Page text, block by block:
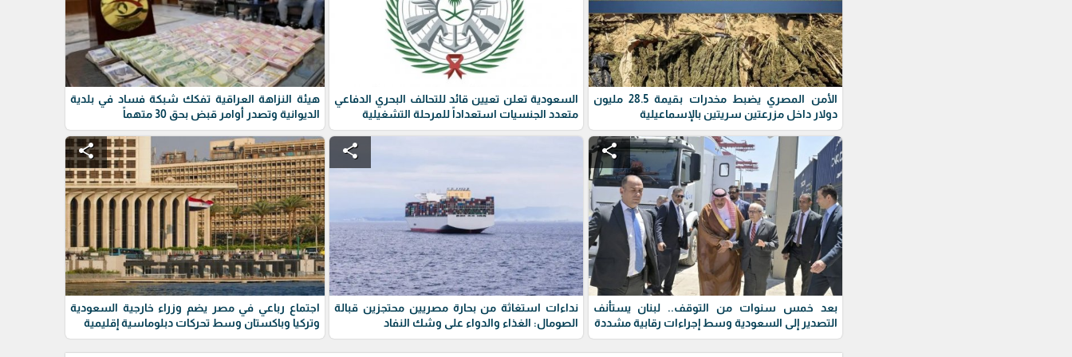
الأمن المصري يضبط مخدرات بقيمة 28.5 مليون
دولار داخل مزرعتين سريتين بالإسماعيلية
السعودية تعلن تعيين قائد للتحالف البحري الدفاعي
متعدد الجنسيات استعداداً للمرحلة التشغيلية
هيئة النزاهة العراقية تفكك شبكة فساد في بلدية
الديوانية وتصدر أوامر قبض بحق 30 متهماً
share
بعد خمس سنوات من التوقف.. لبنان يستأنف
التصدير إلى السعودية وسط إجراءات رقابية مشددة
share
نداءات استغاثة من بحارة مصريين محتجزين قبالة
الصومال: الغذاء والدواء على وشك النفاد
share
اجتماع رباعي في مصر يضم وزراء خارجية السعودية
وتركيا وباكستان وسط تحركات دبلوماسية إقليمية